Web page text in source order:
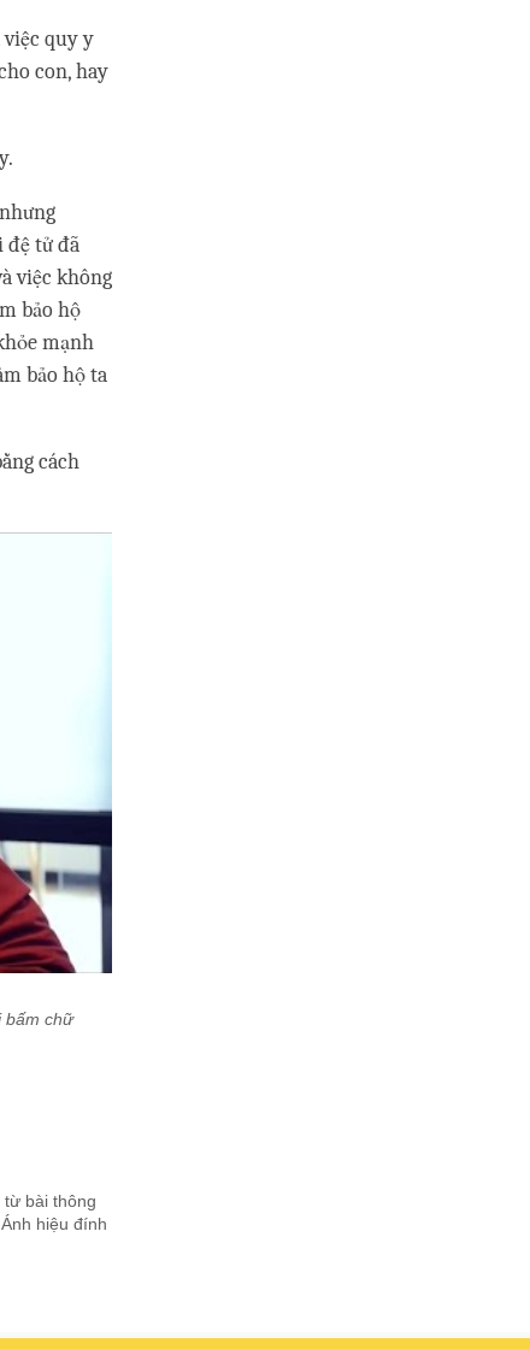
quy y
con, hay
đệ tử đã
việc không
bảo hộ
mạnh
bảo hộ ta
cách
bấm chữ
từ bài thông
hiệu đính